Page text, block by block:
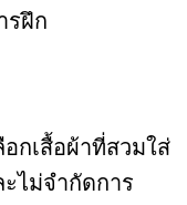
รฝึก
อกเสื้อผ้าที่สวมใส่
ไม่จำกัดการ